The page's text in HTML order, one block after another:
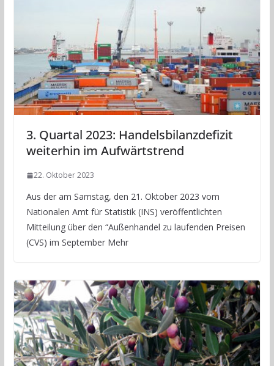
3. Quartal 2023: Handelsbilanzdefizit
weiterhin im Aufwärtstrend
22. Oktober 2023
Aus der am Samstag, den 21. Oktober 2023 vom
Nationalen Amt für Statistik (INS) veröffentlichten
Mitteilung über den “Außenhandel zu laufenden Preisen
(CVS) im September Mehr